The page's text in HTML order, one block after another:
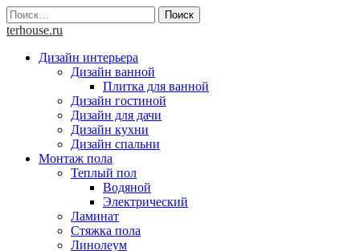
Skip
to
Найти:
terhouse.ru
Дизайн интерьера
Дизайн ванной
Плитка для ванной
Дизайн гостиной
Дизайн для дачи
Дизайн кухни
Дизайн спальни
Монтаж пола
Теплый пол
Водяной
Электрический
Ламинат
Стяжка пола
Линолеум